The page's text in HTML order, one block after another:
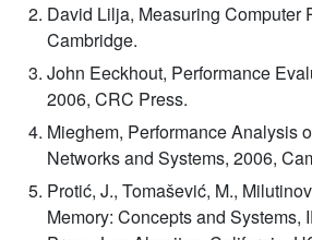
David Lilja, Measuring Computer
Cambridge.
John Eeckhout, Performance
2006, CRC Press.
Mieghem, Performance Analysis
Networks and Systems, 2006,
Protić, J., Tomašević, M.,
Memory: Concepts and Systems,